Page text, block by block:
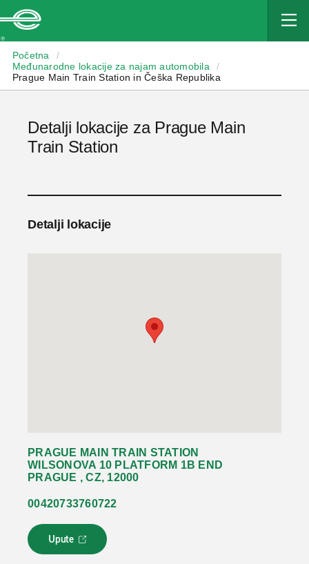
Početna
/
Međunarodne lokacije za najam automobila
/
Prague Main Train Station in Češka Republika
Detalji lokacije za Prague Main
Train Station
Detalji lokacije
PRAGUE MAIN TRAIN STATION
WILSONOVA 10 PLATFORM 1B END
PRAGUE , CZ, 12000
00420733760722
Upute
L
i